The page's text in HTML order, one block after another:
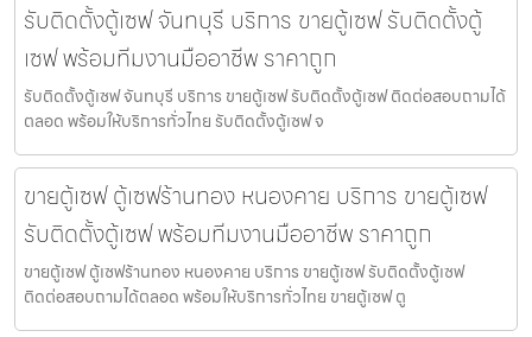
รับติดตั้งตู้เซฟ จันทบุรี บริการ ขายตู้เซฟ รับติดตั้งตู้
เซฟ พร้อมทีมงานมืออาชีพ ราคาถูก
รับติดตั้งตู้เซฟ จันทบุรี บริการ ขายตู้เซฟ รับติดตั้งตู้เซฟ ติดต่อสอบถามได้
ตลอด พร้อมให้บริการทั่วไทย รับติดตั้งตู้เซฟ จ
ขายตู้เซฟ ตู้เซฟร้านทอง หนองคาย บริการ ขายตู้เซฟ
รับติดตั้งตู้เซฟ พร้อมทีมงานมืออาชีพ ราคาถูก
ขายตู้เซฟ ตู้เซฟร้านทอง หนองคาย บริการ ขายตู้เซฟ รับติดตั้งตู้เซฟ
ติดต่อสอบถามได้ตลอด พร้อมให้บริการทั่วไทย ขายตู้เซฟ ตู